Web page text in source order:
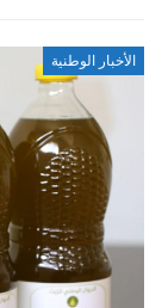
الأخبار الوطنية